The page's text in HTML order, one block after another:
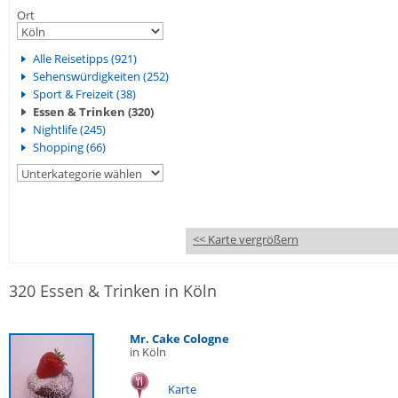
Ort
Alle Reisetipps (921)
Sehenswürdigkeiten (252)
Sport & Freizeit (38)
Essen & Trinken (320)
Nightlife (245)
Shopping (66)
<< Karte vergrößern
320 Essen & Trinken in Köln
Mr. Cake Cologne
in Köln
Karte